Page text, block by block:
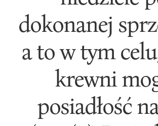
dokonanej
a to w tym
krewni
posiadłość